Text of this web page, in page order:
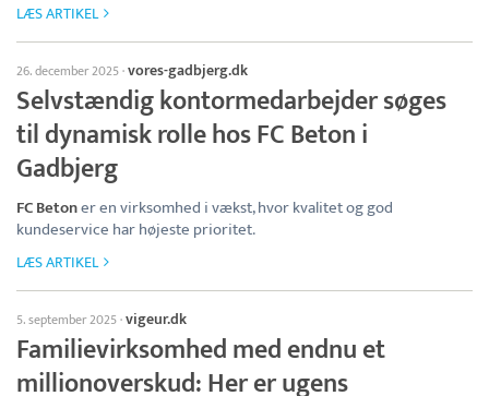
LÆS ARTIKEL
26. december 2025·vores-gadbjerg.dk
Selvstændig kontormedarbejder søges
til dynamisk rolle hos FC Beton i
Gadbjerg
FC Betoner en virksomhed i vækst, hvor kvalitet og god
kundeservice har højeste prioritet.
LÆS ARTIKEL
5. september 2025·vigeur.dk
Familievirksomhed med endnu et
millionoverskud: Her er ugens